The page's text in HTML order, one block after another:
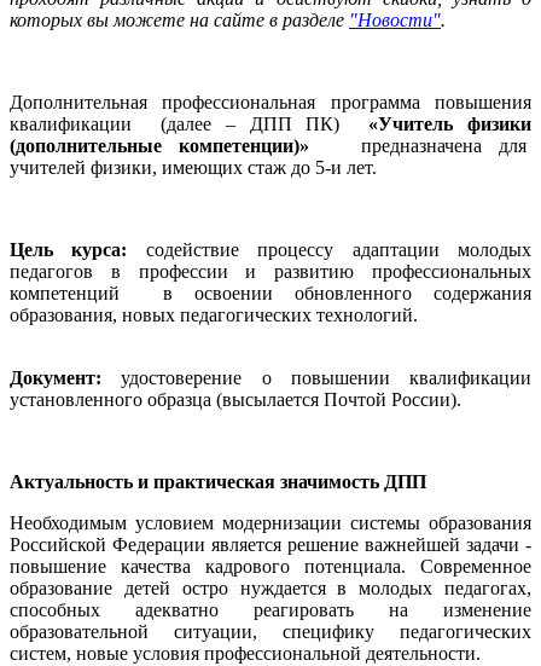
которых вы можете на сайте в разделе "Новости".
Дополнительная профессиональная программа повышения
квалификации (далее – ДПП ПК) «Учитель физики
(дополнительные компетенции)» предназначена для
учителей физики, имеющих стаж до 5-и лет.
Цель курса: содействие процессу адаптации молодых
педагогов в профессии и развитию профессиональных
компетенций в освоении обновленного содержания
образования, новых педагогических технологий.
Документ: удостоверение о повышении квалификации
установленного образца (высылается Почтой России).
Актуальность и практическая значимость ДПП
Необходимым условием модернизации системы образования
Российской Федерации является решение важнейшей задачи -
повышение качества кадрового потенциала. Современное
образование детей остро нуждается в молодых педагогах,
способных адекватно реагировать на изменение
образовательной ситуации, специфику педагогических
систем, новые условия профессиональной деятельности.